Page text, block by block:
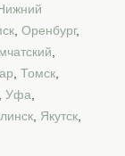
Оренбург,
Томск
Уфа
Якутск